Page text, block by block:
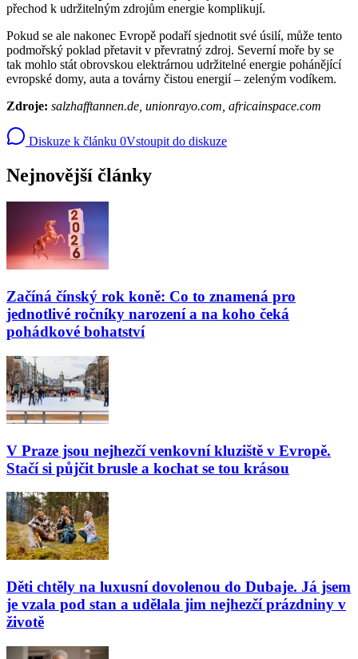
přechod k udržitelným zdrojům energie komplikují.
Pokud se ale nakonec Evropě podaří sjednotit své úsilí, může tento
podmořský poklad přetavit v převratný zdroj. Severní moře by se
tak mohlo stát obrovskou elektrárnou udržitelné energie pohánějící
evropské domy, auta a továrny čistou energií – zeleným vodíkem.
Zdroje: salzhafftannen.de, unionrayo.com, africainspace.com
Diskuze k článku 0Vstoupit do diskuze
Nejnovější články
Začíná čínský rok koně: Co to znamená pro
jednotlivé ročníky narození a na koho čeká
pohádkové bohatství
V Praze jsou nejhezčí venkovní kluziště v Evropě.
Stačí si půjčit brusle a kochat se tou krásou
Děti chtěly na luxusní dovolenou do Dubaje. Já jsem
je vzala pod stan a udělala jim nejhezčí prázdniny v
životě